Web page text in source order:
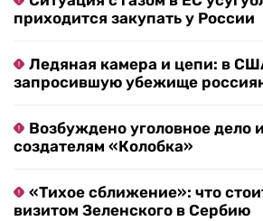
приходится закупать у России
Ледяная камера и цепи: в
запросившую убежище
Возбуждено уголовное дело
создателям «Колобка»
«Тихое сближение»: что
визитом Зеленского в Сербию